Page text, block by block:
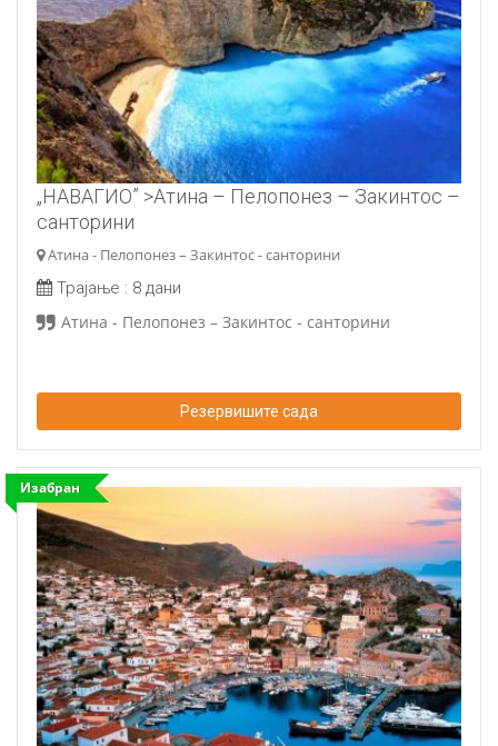
„НАВАГИО” >Атина – Пелопонез – Закинтос –
санторини
Атина - Пелопонез – Закинтос - санторини
Трајање : 8 дани
Атина - Пелопонез – Закинтос - санторини
Резервишите сада
Изабран